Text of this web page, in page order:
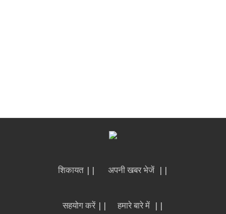
शिकायत || अपनी खबर भेजें ||
सहयोग करें || हमारे बारे में ||